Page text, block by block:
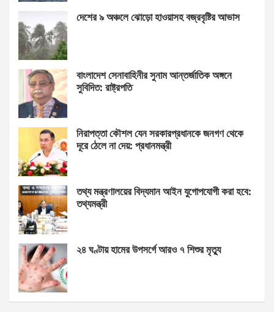
দেশের ৯ অঞ্চলে ঝোড়ো হাওয়াসহ বজ্রবৃষ্টির আভাস
বাংলাদেশ সেনাবাহিনীর সুনাম আন্তর্জাতিক অঙ্গনে
সুবিদিত: রাষ্ট্রপতি
নিরাপত্তা কৌশল যেন সরকারপ্রধানকে জনগণ থেকে
দূরে ঠেলে না দেয়: প্রধানমন্ত্রী
তথ্য মন্ত্রণালয়ের বিদ্যমান আইন যুগোপযোগী করা হবে:
তথ্যমন্ত্রী
২৪ ঘণ্টায় হামের উপসর্গে আরও ৭ শিশুর মৃত্যু